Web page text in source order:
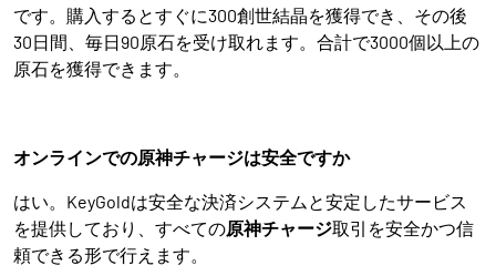
です。購入するとすぐに300創世結晶を獲得でき、その後
30日間、毎日90原石を受け取れます。合計で3000個以上の
原石を獲得できます。
オンラインでの原神チャージは安全ですか
はい。KeyGoldは安全な決済システムと安定したサービス
を提供しており、すべての原神チャージ取引を安全かつ信
頼できる形で行えます。